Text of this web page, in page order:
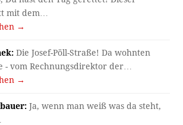
mit dem…
→
Die Josef-Pöll-Straße! Da wohnten
- vom Rechnungsdirektor der…
→
Ja, wenn man weiß was da steht,